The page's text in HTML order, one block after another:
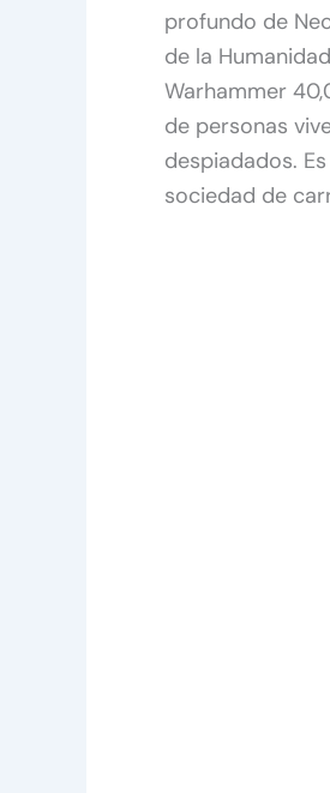
profundo de
de la
Warhammer
de personas
despiadados.
sociedad de